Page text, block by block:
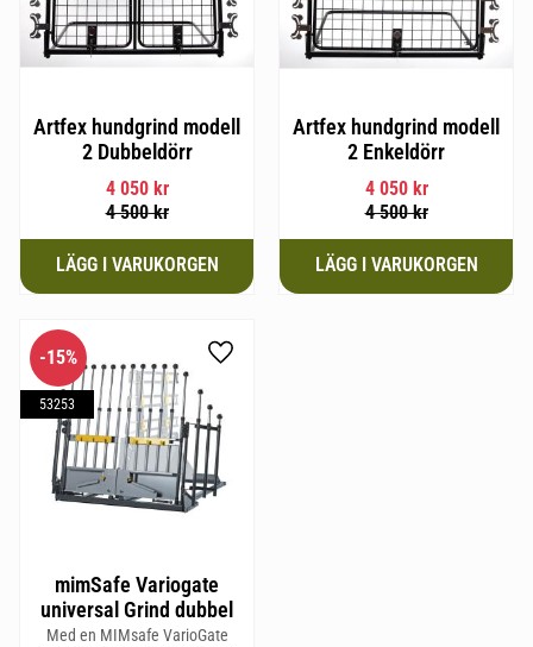
Artfex hundgrind modell
2 Dubbeldörr
4 050kr
4 500kr
Artfex hundgrind modell
2 Enkeldörr
4 050kr
4 500kr
mimSafe Variogate
universal Grind dubbel
Med en MIMsafe VarioGate
15%
53253
Lägg till i favoriter